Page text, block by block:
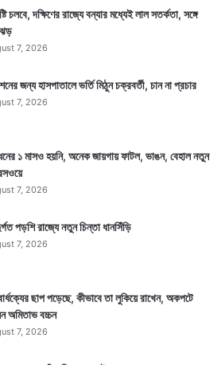
চলবে, দক্ষিণের রাজ্যে বন্যার মধ্যেই লাল সতর্কতা, সঙ্গে
7, 2026
জন্য হাসপাতালে ভর্তি মিঠুন চক্রবর্তী, চান না প্রচার
7, 2026
১ মাসও হয়নি, অনেক জায়গায় ফাটল, ভাঙন, বেহাল নতুন
7, 2026
পড়শি রাজ্যে নতুন চিন্তা ধানসিঁড়ি
7, 2026
ছাপ পড়েছে, কীভাবে তা লুকিয়ে রাখেন, অকপটে
অমিতাভ বচ্চন
7, 2026